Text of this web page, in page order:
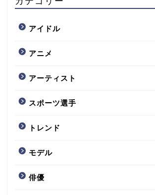
アイドル
アニメ
アーティスト
スポーツ選手
トレンド
モデル
俳優